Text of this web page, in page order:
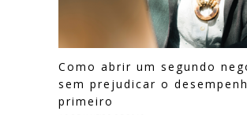
Como abrir um segundo
sem prejudicar o
primeiro